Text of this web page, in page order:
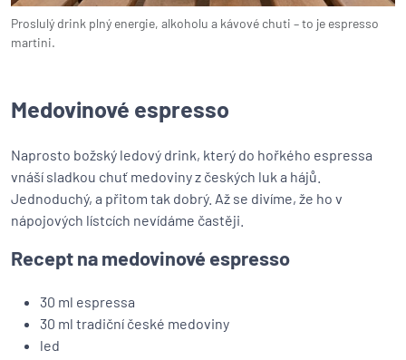
Proslulý drink plný energie, alkoholu a kávové chuti – to je espresso
martini.
Medovinové espresso
Naprosto božský ledový drink, který do hořkého espressa
vnáší sladkou chuť medoviny z českých luk a hájů.
Jednoduchý, a přitom tak dobrý. Až se divíme, že ho v
nápojových lístcích nevídáme častěji.
Recept na medovinové espresso
30 ml espressa
30 ml tradiční české medoviny
led